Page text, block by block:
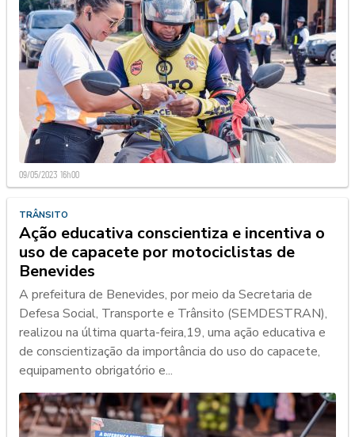
09/05/2023 16h00
TRÂNSITO
Ação educativa conscientiza e incentiva o
uso de capacete por motociclistas de
Benevides
A prefeitura de Benevides, por meio da Secretaria de
Defesa Social, Transporte e Trânsito (SEMDESTRAN),
realizou na última quarta-feira,19, uma ação educativa e
de conscientização da importância do uso do capacete,
equipamento obrigatório e...